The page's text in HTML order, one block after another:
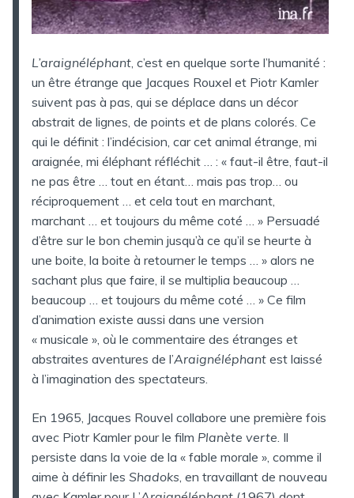
L’araignéléphant, c’est en quelque sorte l’humanité :
un être étrange que Jacques Rouxel et Piotr Kamler
suivent pas à pas, qui se déplace dans un décor
abstrait de lignes, de points et de plans colorés. Ce
qui le définit : l’indécision, car cet animal étrange, mi
araignée, mi éléphant réfléchit … : « faut-il être, faut-il
ne pas être … tout en étant… mais pas trop… ou
réciproquement … et cela tout en marchant,
marchant … et toujours du même coté … » Persuadé
d’être sur le bon chemin jusqu’à ce qu’il se heurte à
une boite, la boite à retourner le temps … » alors ne
sachant plus que faire, il se multiplia beaucoup …
beaucoup … et toujours du même coté … » Ce film
d’animation existe aussi dans une version
« musicale », où le commentaire des étranges et
abstraites aventures de l’Araignéléphant est laissé
à l’imagination des spectateurs.
En 1965, Jacques Rouvel collabore une première fois
avec Piotr Kamler pour le film Planète verte. Il
persiste dans la voie de la « fable morale », comme il
aime à définir les Shadoks, en travaillant de nouveau